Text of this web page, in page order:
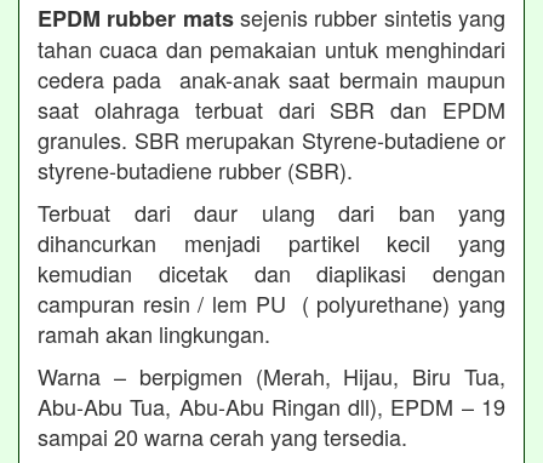
EPDM rubber matssejenis rubber sintetis yang
tahan cuaca dan pemakaian untuk menghindari
cedera pada anak-anak saat bermain maupun
saat olahraga terbuat dari SBR dan EPDM
granules. SBR merupakan Styrene-butadiene or
styrene-butadiene rubber (SBR).
Terbuat dari daur ulang dari ban yang
dihancurkan menjadi partikel kecil yang
kemudian dicetak dan diaplikasi dengan
campuran resin / lem PU ( polyurethane) yang
ramah akan lingkungan.
Warna – berpigmen (Merah, Hijau, Biru Tua,
Abu-Abu Tua, Abu-Abu Ringan dll), EPDM – 19
sampai 20 warna cerah yang tersedia.